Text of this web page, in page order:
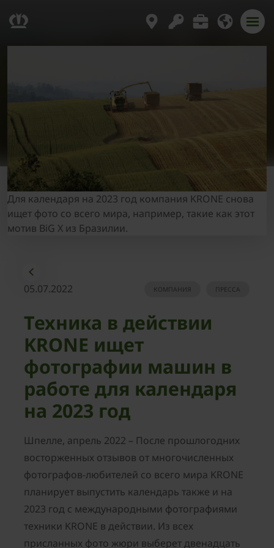
Для календаря на 2023 год компания KRONE снова
ищет фото со всего мира, например, такие как этот
мотив BiG X из Бразилии.
05.07.2022 ПРЕССА
КОМПАНИЯ
Техника в действии
KRONE ищет
фотографии машин в
работе для календаря
на 2023 год
Шпелле, апрель 2022 – После прошлогодних
восторженных отзывов от многочисленных
фотографов-любителей со всего мира KRONE
планирует выпустить календарь также и на
2023 год с международными фотографиями
техники KRONE в действии. Из всех
присланных фото жюри выберет двенадцать